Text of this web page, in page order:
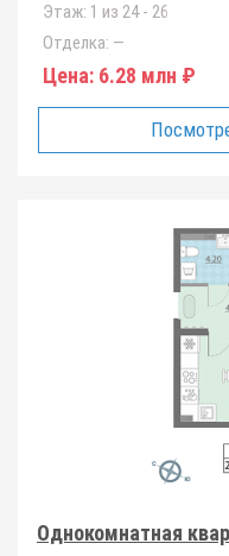
Этаж: 1 из 24 - 26
Отделка: —
Цена: 6.28 млн ₽
Однокомнатная